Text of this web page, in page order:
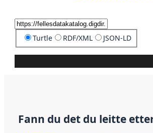
Turtle RDF/XML JSON-LD
Fann du det du leitte